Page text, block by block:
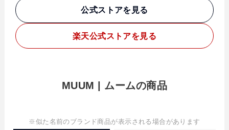
公式ストアを見る
楽天公式ストアを見る
MUUM | ムームの商品
※似た名前のブランド商品が表示される場合があります